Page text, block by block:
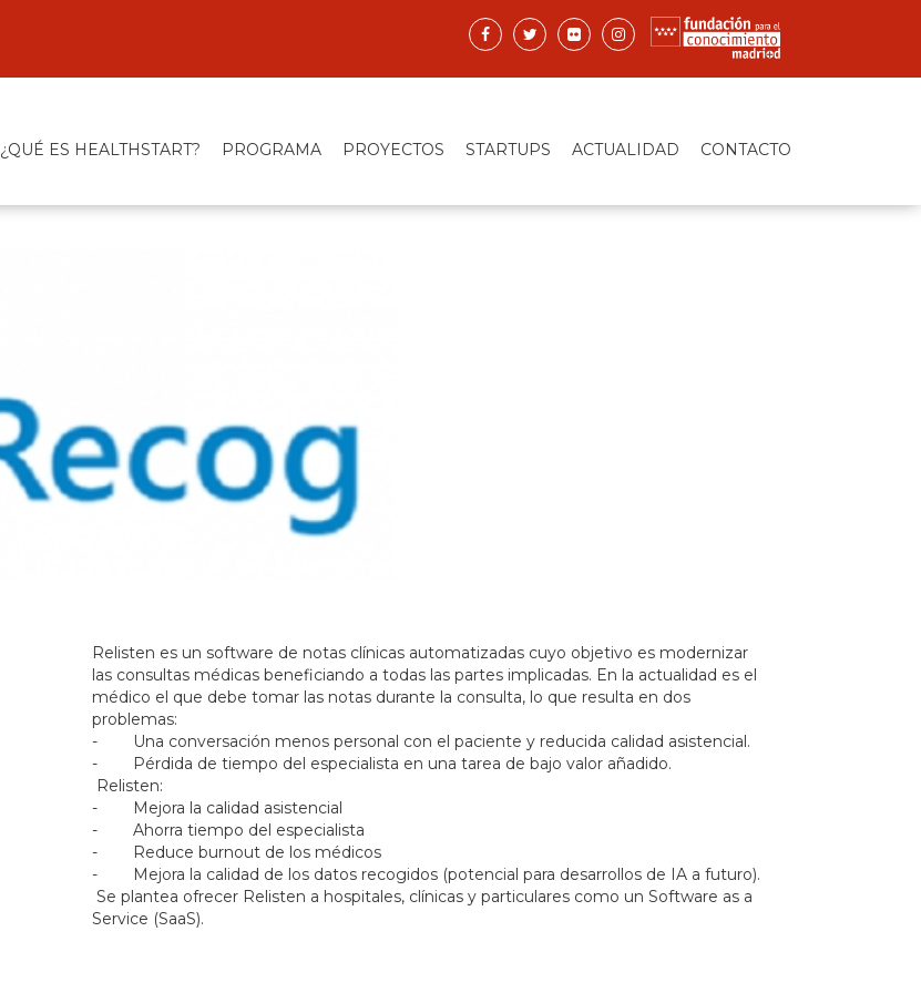
¿QUÉ ES HEALTHSTART? PROGRAMA PROYECTOS STARTUPS ACTUALIDAD CONTACTO
Relisten es un software de notas clínicas automatizadas cuyo objetivo es modernizar
las consultas médicas beneficiando a todas las partes implicadas. En la actualidad es el
médico el que debe tomar las notas durante la consulta, lo que resulta en dos
problemas:
- Una conversación menos personal con el paciente y reducida calidad asistencial.
- Pérdida de tiempo del especialista en una tarea de bajo valor añadido.
Relisten:
- Mejora la calidad asistencial
- Ahorra tiempo del especialista
- Reduce burnout de los médicos
- Mejora la calidad de los datos recogidos (potencial para desarrollos de IA a futuro).
Se plantea ofrecer Relisten a hospitales, clínicas y particulares como un Software as a
Service (SaaS).